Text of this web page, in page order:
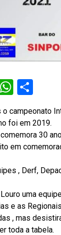
campeonato
foi em 2019.
30
em
, Derf,
uma
e as
, mas
toda a tabela.